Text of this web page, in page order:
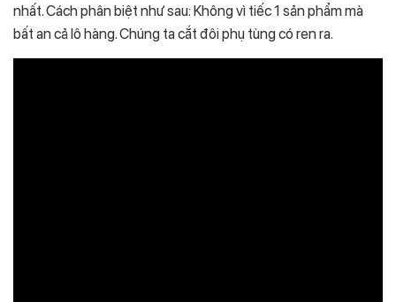
nhất. Cách phân biệt như sau: Không vì tiếc 1 sản phẩm mà
bất an cả lô hàng. Chúng ta cắt đôi phụ tùng có ren ra.